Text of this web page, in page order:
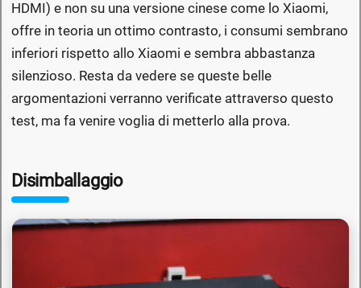
HDMI) e non su una versione cinese come lo Xiaomi,
offre in teoria un ottimo contrasto, i consumi sembrano
inferiori rispetto allo Xiaomi e sembra abbastanza
silenzioso. Resta da vedere se queste belle
argomentazioni verranno verificate attraverso questo
test, ma fa venire voglia di metterlo alla prova.
Disimballaggio